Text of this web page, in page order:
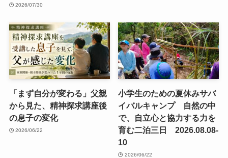
2026/07/30
「まず自分が変わる」父親
から見た、精神探求講座後
の息子の変化
2026/06/22
小学生のための夏休みサバ
イバルキャンプ 自然の中
で、自立心と協力する力を
育む二泊三日 2026.08.08-
10
2026/06/22